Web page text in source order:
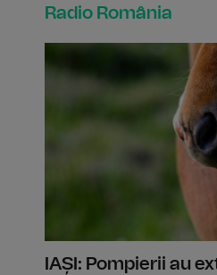
Radio România
IAȘI: Pompierii au